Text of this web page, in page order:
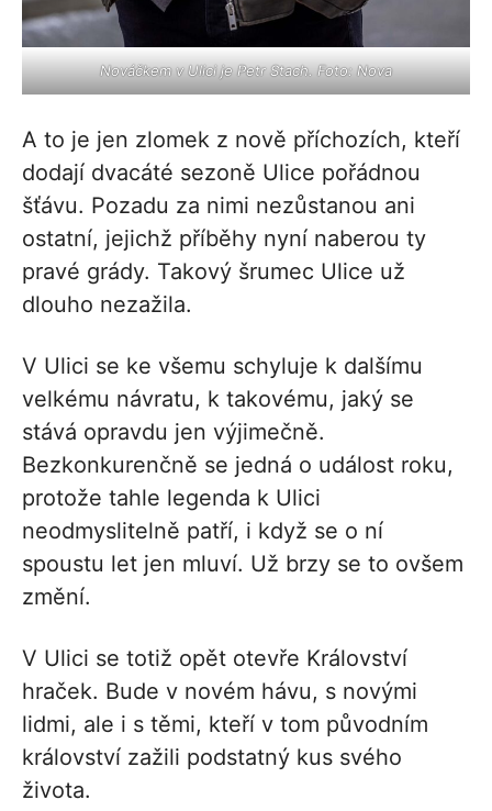
Nováčkem v Ulici je Petr Stach. Foto: Nova
A to je jen zlomek z nově příchozích, kteří
dodají dvacáté sezoně Ulice pořádnou
šťávu. Pozadu za nimi nezůstanou ani
ostatní, jejichž příběhy nyní naberou ty
pravé grády. Takový šrumec Ulice už
dlouho nezažila.
V Ulici se ke všemu schyluje k dalšímu
velkému návratu, k takovému, jaký se
stává opravdu jen výjimečně.
Bezkonkurenčně se jedná o událost roku,
protože tahle legenda k Ulici
neodmyslitelně patří, i když se o ní
spoustu let jen mluví. Už brzy se to ovšem
změní.
V Ulici se totiž opět otevře Království
hraček. Bude v novém hávu, s novými
lidmi, ale i s těmi, kteří v tom původním
království zažili podstatný kus svého
života.